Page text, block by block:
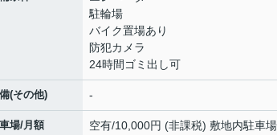
駐輪場
バイク置場あり
防犯カメラ
24時間ゴミ出し可
(その他) -
場/月額
空有/10,000円 (非課税) 敷地内駐車